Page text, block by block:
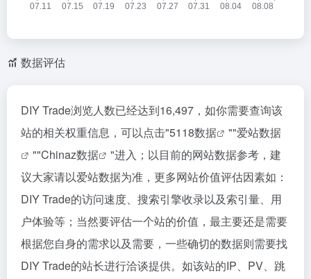
数据评估
DIY Trade浏览人数已经达到16,497，如你需要查询该
站的相关权重信息，可以点击"5118数据 ""爱站数据
""Chinaz数据
"进入；以目前的网站数据参考，建
议大家请以爱站数据为准，更多网站价值评估因素如：
DIY Trade的访问速度、搜索引擎收录以及索引量、用
户体验等；当然要评估一个站的价值，最主要还是需要
根据您自身的需求以及需要，一些确切的数据则需要找
DIY Trade的站长进行洽谈提供。如该站的IP、PV、跳